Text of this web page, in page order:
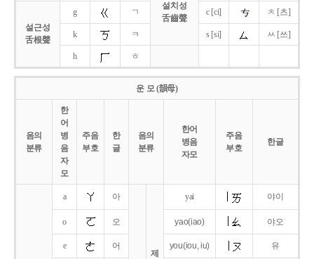
설치성
舌齒聲
설근성
舌根聲
g ㄱ c [ci] ㅊ [츠]
k ㅋ s [si] ㅆ [쓰]
h ㅎ
운 모 (韻母)
음의
분류
한
어
병
음
자
모
주음
부호
한
글
음의
분류
한어
병음
자모
주음
부호
한글
a 아
제
yai 야이
o 오 yao(iao) 야오
e 어 you(iou,iu) 유